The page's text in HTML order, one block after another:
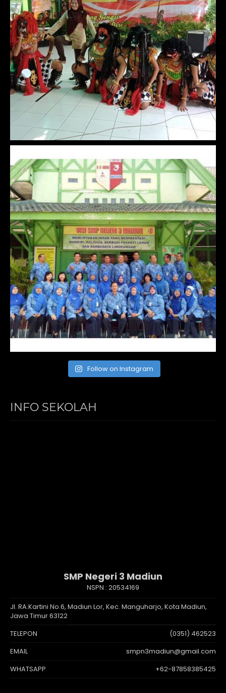
Follow on Instagram
INFO SEKOLAH
SMP Negeri 3 Madiun
NSPN : 20534169
Jl. RA.Kartini No.6, Madiun Lor, Kec. Manguharjo, Kota Madiun,
Jawa Timur 63122
TELEPON
(0351) 462523
EMAIL
smpn3madiun@gmail.com
WHATSAPP
+62-87858385425